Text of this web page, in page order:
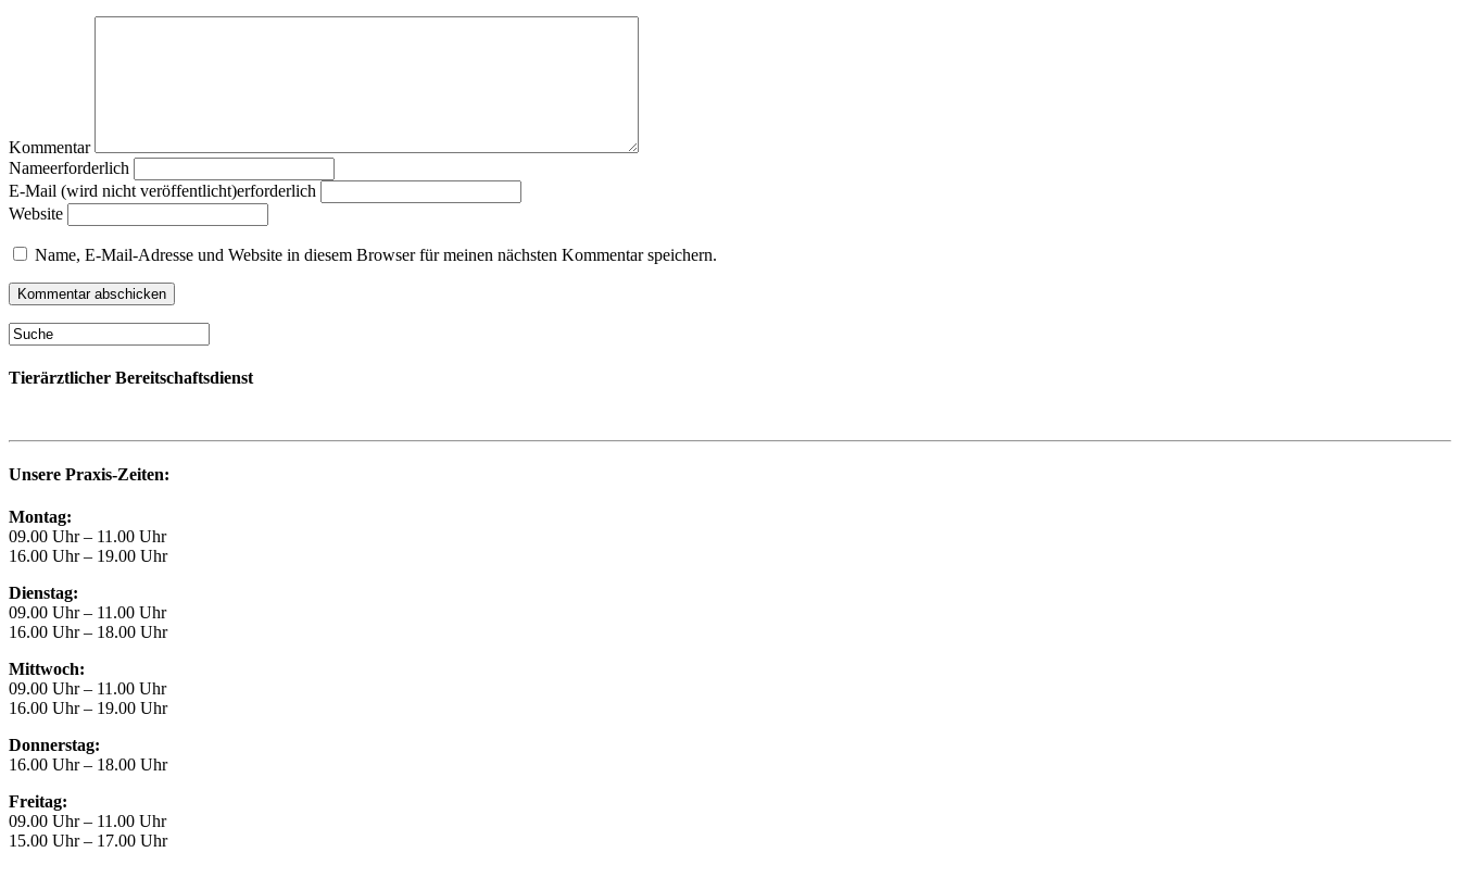
Kommentar
Nameerforderlich
E-Mail (wird nicht veröffentlicht)erforderlich
Website
Name, E-Mail-Adresse und Website in diesem Browser für meinen nächsten Kommentar speichern.
Tierärztlicher Bereitschaftsdienst
Unsere Praxis-Zeiten:
Montag:
09.00 Uhr – 11.00 Uhr
16.00 Uhr – 19.00 Uhr
Dienstag:
09.00 Uhr – 11.00 Uhr
16.00 Uhr – 18.00 Uhr
Mittwoch:
09.00 Uhr – 11.00 Uhr
16.00 Uhr – 19.00 Uhr
Donnerstag:
16.00 Uhr – 18.00 Uhr
Freitag:
09.00 Uhr – 11.00 Uhr
15.00 Uhr – 17.00 Uhr